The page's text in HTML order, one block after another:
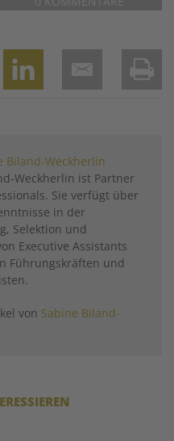
Biland-Weckherlin
Weckherlin ist Partner
Sie verfügt über
in der
Selektion und
Executive Assistants
Führungskräften und
von Sabine Biland-